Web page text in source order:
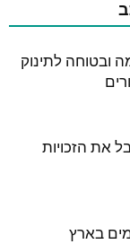
ובטוחה לתינוק
את הזכויות
בארץ